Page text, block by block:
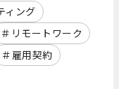
ィング
リモートワーク
雇用契約